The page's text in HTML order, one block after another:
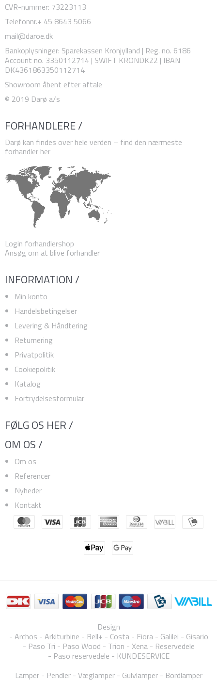
CVR-nummer: 73223113
Telefonnr.+ 45 8643 5066
mail@daroe.dk
Bankoplysninger: Sparekassen Kronjylland | Reg. no. 6186
Account no. 3350112714 | SWIFT KRONDK22 | IBAN
DK4361863350112714
Showroom åbent efter aftale
© 2019 Darø a/s
FORHANDLERE /
Darø kan findes over hele verden – find den nærmeste
forhandler her
Login forhandlershop
Ansøg om at blive forhandler
INFORMATION /
Min konto
Handelsbetingelser
Levering & Håndtering
Returnering
Privatpolitik
Cookiepolitik
Katalog
Fortrydelsesformular
FØLG OS HER /
OM OS /
Om os
Referencer
Nyheder
Kontakt
Design
Archos
Arkiturbine Bell+ Costa Fiora Galilei
Gisario
Paso Tri
Paso Wood Trion Xena
Reservedele
Paso reservedele
KUNDESERVICE
Lamper
Pendler Væglamper Gulvlamper Bordlamper